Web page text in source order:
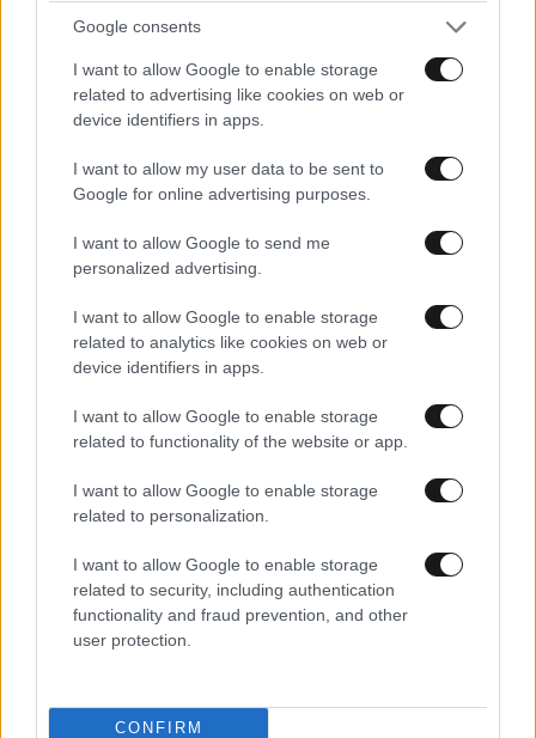
Google consents
I want to allow Google to enable storage
related to advertising like cookies on web or
device identifiers in apps.
I want to allow my user data to be sent to
Google for online advertising purposes.
I want to allow Google to send me
personalized advertising.
I want to allow Google to enable storage
related to analytics like cookies on web or
device identifiers in apps.
I want to allow Google to enable storage
related to functionality of the website or app.
I want to allow Google to enable storage
related to personalization.
I want to allow Google to enable storage
related to security, including authentication
functionality and fraud prevention, and other
user protection.
CONFIRM
Εριέττα Κούρκουλου – Τα 33α γενέθλια και τα
ευτυχίας δεδομένη»